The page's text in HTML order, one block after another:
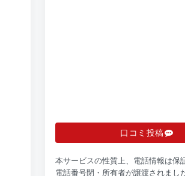
口コミ投稿
本サービスの性質上、電話情報は保
電話番号閉・所有者が譲渡されまし